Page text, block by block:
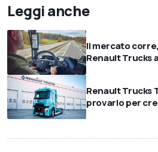
Leggi anche
ll mercato
Renault Trucks
Renault Trucks
provarlo per